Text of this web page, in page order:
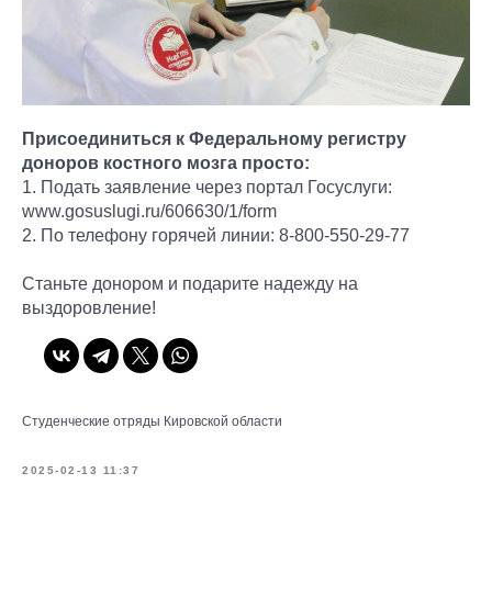
Присоединиться к Федеральному регистру
доноров костного мозга просто:
1. Подать заявление через портал Госуслуги:
www.gosuslugi.ru/606630/1/form
2. По телефону горячей линии: 8-800-550-29-77
Станьте донором и подарите надежду на
выздоровление!
Студенческие отряды Кировской области
2025-02-13 11:37